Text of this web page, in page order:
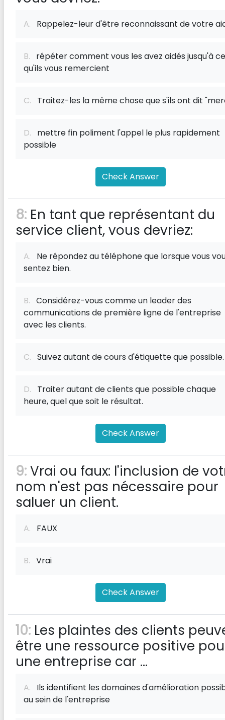
A. Rappelez-leur d'être reconnaissant de votre
B. répéter comment vous les avez aidés jusqu'à ce
qu'ils vous remercient
C. Traitez-les la même chose que s'ils ont dit
D. mettre fin poliment l'appel le plus rapidement
possible
Check Answer
8: En tant que représentant du
service client, vous devriez:
A. Ne répondez au téléphone que lorsque vous
sentez bien.
B. Considérez-vous comme un leader des
communications de première ligne de l'entreprise
avec les clients.
C. Suivez autant de cours d'étiquette que possible.
D. Traiter autant de clients que possible chaque
heure, quel que soit le résultat.
Check Answer
9:Vrai ou faux: l'inclusion de
nom n'est pas nécessaire pour
saluer un client.
A. FAUX
B. Vrai
Check Answer
10: Les plaintes des clients
être une ressource positive
une entreprise car ...
A. Ils identifient les domaines d'amélioration
au sein de l'entreprise